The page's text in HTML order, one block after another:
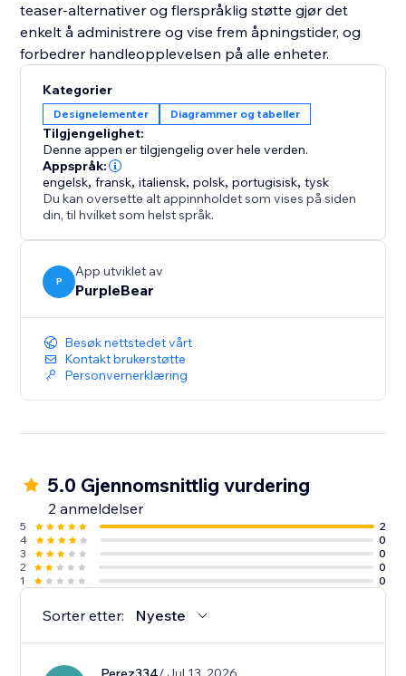
teaser-alternativer og flerspråklig støtte gjør det
enkelt å administrere og vise frem åpningstider, og
forbedrer handleopplevelsen på alle enheter.
Kategorier
Designelementer Diagrammer og tabeller
Tilgjengelighet:
Denne appen er tilgjengelig over hele verden.
Appspråk:
engelsk,fransk,italiensk,polsk,portugisisk,tysk
Du kan oversette alt appinnholdet som vises på siden
din, til hvilket som helst språk.
P
App utviklet av
PurpleBear
Besøk nettstedet vårt
Kontakt brukerstøtte
Personvernerklæring
5.0 Gjennomsnittlig vurdering
2 anmeldelser
5
2
4
0
3
0
2
0
1
0
Sorter etter: Nyeste